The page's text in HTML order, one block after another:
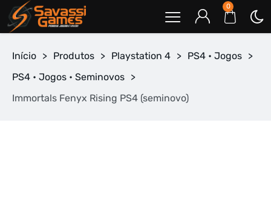
0
Início > Produtos > Playstation 4 > PS4 • Jogos >
PS4 • Jogos • Seminovos >
Immortals Fenyx Rising PS4 (seminovo)